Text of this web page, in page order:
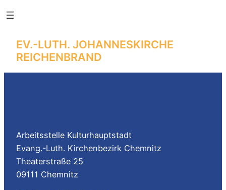
Skip
EV.-LUTH. JOHANNESKIRCHE
REICHENBRAND
Arbeitsstelle Kulturhauptstadt
Evang.-Luth. Kirchenbezirk Chemnitz
Theaterstraße 25
09111 Chemnitz